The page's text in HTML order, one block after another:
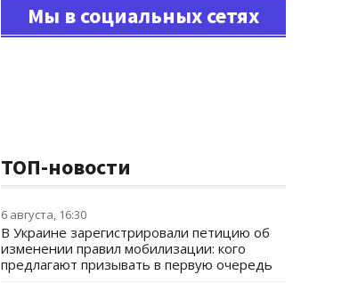
Мы в социальных сетях
ТОП-новости
6 августа, 16:30
В Украине зарегистрировали петицию об
изменении правил мобилизации: кого
предлагают призывать в первую очередь